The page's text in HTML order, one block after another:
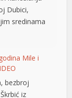
Mile i
bezbroj
iz
decenija, a
najvećim